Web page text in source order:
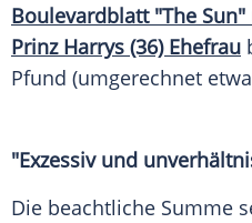
Boulevardblatt "The
Prinz Harrys (36) Ehefrau
Pfund (umgerechnet
"Exzessiv und
Die beachtliche Summe